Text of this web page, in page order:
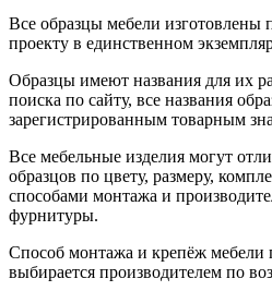
Все образцы мебели изготовлены
проекту в единственном
Образцы имеют названия для их
поиска по сайту, все названия
зарегистрированным товарным
Все мебельные изделия могут
образцов по цвету, размеру,
способами монтажа и
фурнитуры.
Способ монтажа и крепёж мебели
выбирается производителем по